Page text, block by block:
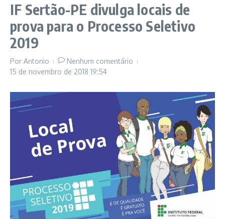
IF Sertão-PE divulga locais de
prova para o Processo Seletivo
2019
Por Antonio
Nenhum comentário
15 de novembro de 2018 19:54